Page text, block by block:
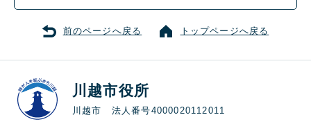
前のページへ戻る トップページへ戻る
川越市役所
川越市 法人番号4000020112011